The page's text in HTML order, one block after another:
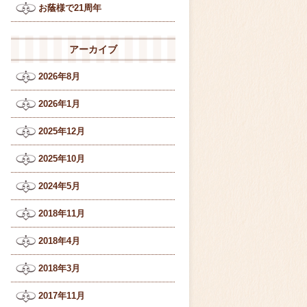
お蔭様で21周年
アーカイブ
2026年8月
2026年1月
2025年12月
2025年10月
2024年5月
2018年11月
2018年4月
2018年3月
2017年11月